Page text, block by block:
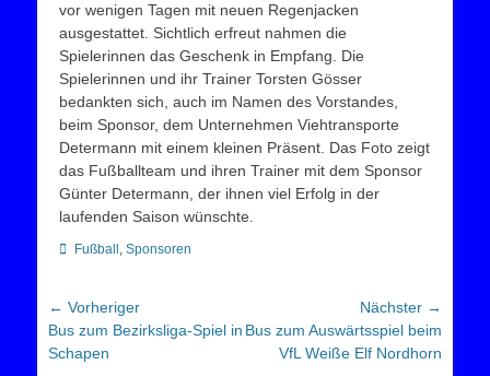
vor wenigen Tagen mit neuen Regenjacken
ausgestattet. Sichtlich erfreut nahmen die
Spielerinnen das Geschenk in Empfang. Die
Spielerinnen und ihr Trainer Torsten Gösser
bedankten sich, auch im Namen des Vorstandes,
beim Sponsor, dem Unternehmen Viehtransporte
Determann mit einem kleinen Präsent. Das Foto zeigt
das Fußballteam und ihren Trainer mit dem Sponsor
Günter Determann, der ihnen viel Erfolg in der
laufenden Saison wünschte.
Kategorien
Fußball , Sponsoren
Beitragsnavigation
← Vorheriger
Vorheriger
Beitrag:
Bus zum Bezirksliga-Spiel in
Schapen
Nächster →
Nächster
Beitrag:
Bus zum Auswärtsspiel beim
VfL Weiße Elf Nordhorn